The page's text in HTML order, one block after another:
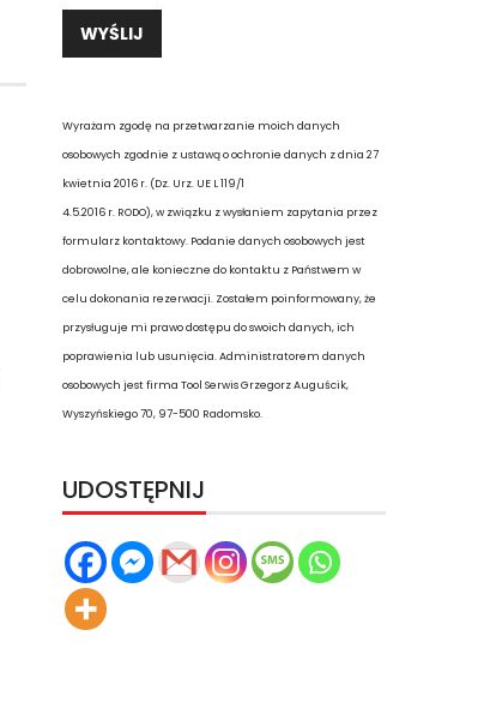
Wyrażam zgodę na przetwarzanie moich danych
osobowych zgodnie z ustawą o ochronie danych z dnia 27
kwietnia 2016 r. (Dz. Urz. UE L 119/1
4.5.2016 r. RODO), w związku z wysłaniem zapytania przez
formularz kontaktowy. Podanie danych osobowych jest
dobrowolne, ale konieczne do kontaktu z Państwem w
celu dokonania rezerwacji. Zostałem poinformowany, że
przysługuje mi prawo dostępu do swoich danych, ich
poprawienia lub usunięcia. Administratorem danych
osobowych jest firma Tool Serwis Grzegorz Auguścik,
Wyszyńskiego 70, 97-500 Radomsko.
UDOSTĘPNIJ